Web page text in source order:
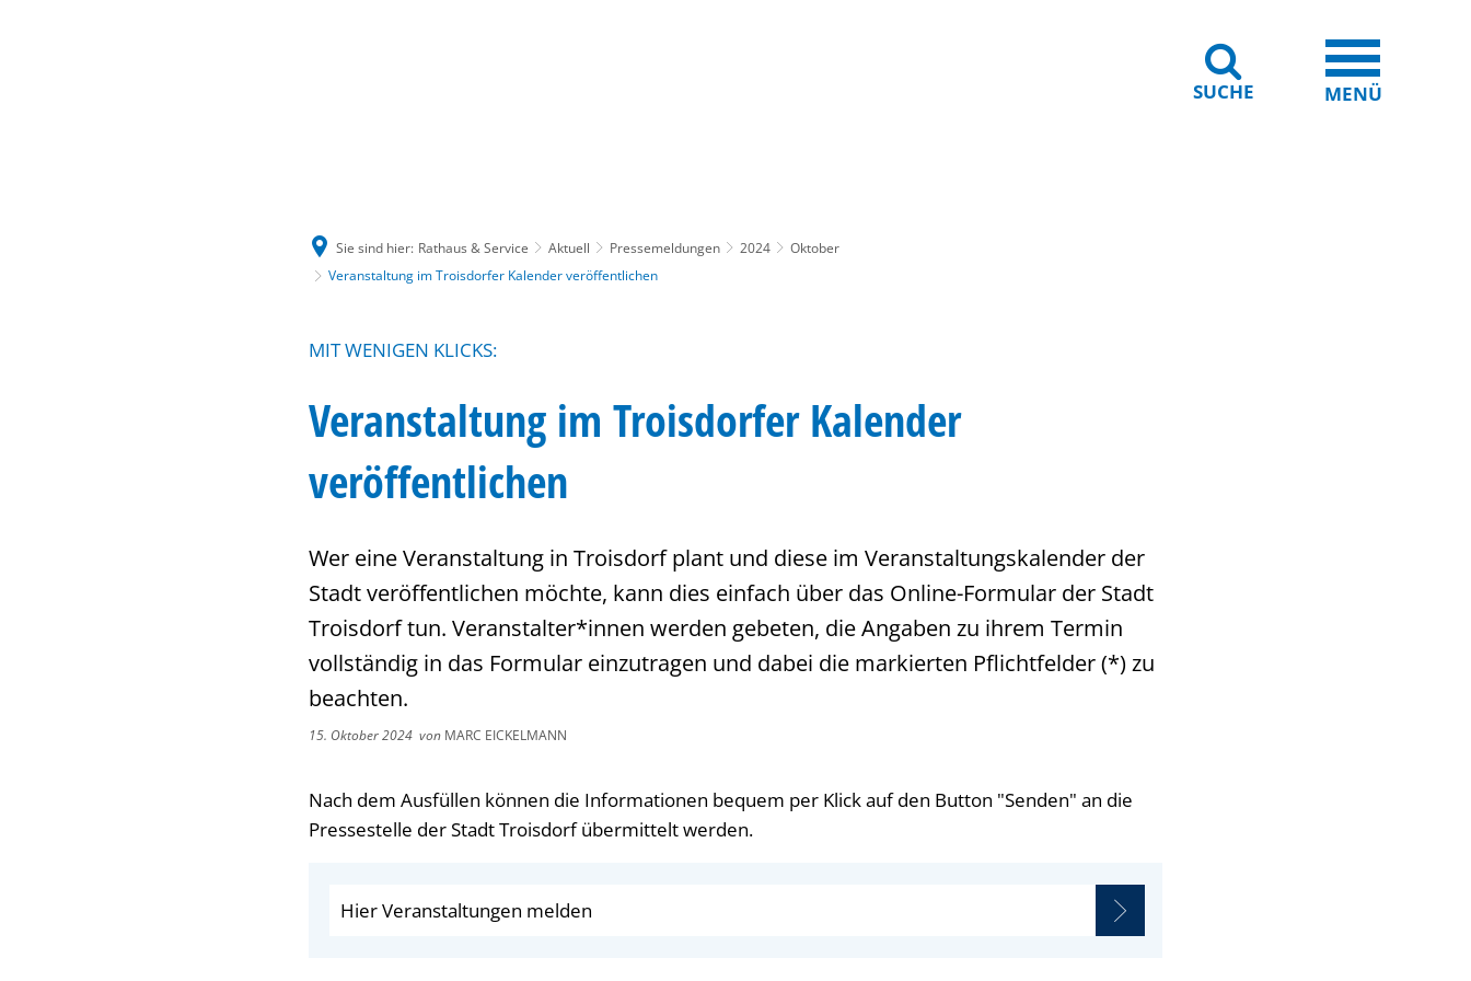
SUCHE MENÜ
Sie sind hier: Rathaus & Service Aktuell Pressemeldungen 2024
Oktober
Veranstaltung im Troisdorfer Kalender veröffentlichen
MIT WENIGEN KLICKS:
Veranstaltung im Troisdorfer Kalender
veröffentlichen
Wer eine Veranstaltung in Troisdorf plant und diese im Veranstaltungskalender der
Stadt veröffentlichen möchte, kann dies einfach über das Online-Formular der Stadt
Troisdorf tun. Veranstalter*innen werden gebeten, die Angaben zu ihrem Termin
vollständig in das Formular einzutragen und dabei die markierten Pflichtfelder (*) zu
beachten.
15. Oktober 2024 von MARC EICKELMANN
Nach dem Ausfüllen können die Informationen bequem per Klick auf den Button "Senden" an die
Pressestelle der Stadt Troisdorf übermittelt werden.
Hier Veranstaltungen melden